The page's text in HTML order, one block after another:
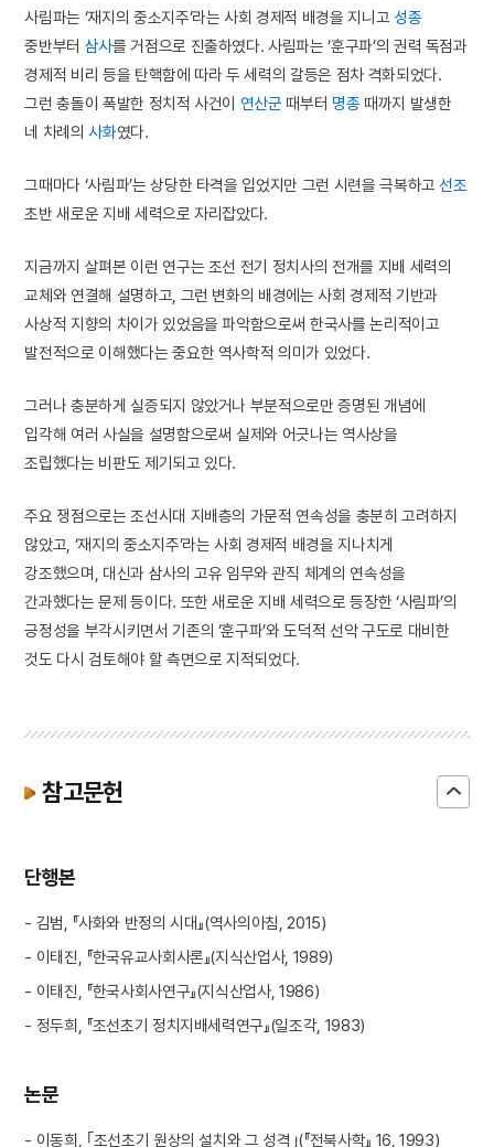
사림파는 ‘재지의 중소지주’라는 사회 경제적 배경을 지니고 성종
중반부터 삼사를 거점으로 진출하였다. 사림파는 ‘훈구파’의 권력 독점과
경제적 비리 등을 탄핵함에 따라 두 세력의 갈등은 점차 격화되었다.
그런 충돌이 폭발한 정치적 사건이 연산군 때부터 명종 때까지 발생한
네 차례의사화였다.
그때마다 ‘사림파’는 상당한 타격을 입었지만 그런 시련을 극복하고선조
초반 새로운 지배 세력으로 자리잡았다.
지금까지 살펴본 이런 연구는 조선 전기 정치사의 전개를 지배 세력의
교체와 연결해 설명하고, 그런 변화의 배경에는 사회 경제적 기반과
사상적 지향의 차이가 있었음을 파악함으로써 한국사를 논리적이고
발전적으로 이해했다는 중요한 역사학적 의미가 있었다.
그러나 충분하게 실증되지 않았거나 부분적으로만 증명된 개념에
입각해 여러 사실을 설명함으로써 실제와 어긋나는 역사상을
조립했다는 비판도 제기되고 있다.
주요 쟁점으로는 조선시대 지배층의 가문적 연속성을 충분히 고려하지
않았고, ‘재지의 중소지주’라는 사회 경제적 배경을 지나치게
강조했으며, 대신과 삼사의 고유 임무와 관직 체계의 연속성을
간과했다는 문제 등이다. 또한 새로운 지배 세력으로 등장한 ‘사림파’의
긍정성을 부각시키면서 기존의 ‘훈구파’와 도덕적 선악 구도로 대비한
것도 다시 검토해야 할 측면으로 지적되었다.
참고문헌
단행본
- 김범, 『사화와 반정의 시대』(역사의아침, 2015)
- 이태진, 『한국유교사회사론』(지식산업사, 1989)
- 이태진, 『한국사회사연구』(지식산업사, 1986)
- 정두희, 『조선초기 정치지배세력연구』(일조각, 1983)
논문
- 이동희, ｢조선초기 원상의 설치와 그 성격｣(『전북사학』 16, 1993)